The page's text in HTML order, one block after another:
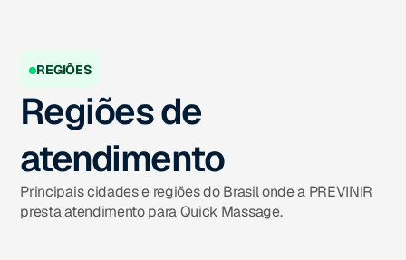
REGIÕES
Regiões de
atendimento
Principais cidades e regiões do Brasil onde a PREVINIR
presta atendimento para Quick Massage.